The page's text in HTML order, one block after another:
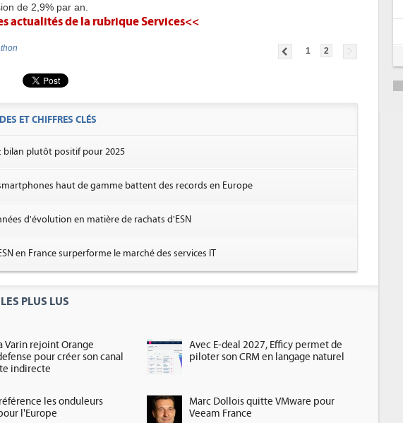
de 2,9% par an.
actualités de la rubrique Services<<
1 2
ET CHIFFRES CLÉS
bilan plutôt positif pour 2025
haut de gamme battent des records en Europe
d'évolution en matière de rachats d'ESN
en France surperforme le marché des services IT
LES PLUS LUS
Varin rejoint Orange
pour créer son canal
indirecte
Avec E-deal 2027, Efficy permet de
piloter son CRM en langage naturel
les onduleurs
l'Europe
Marc Dollois quitte VMware pour
Veeam France